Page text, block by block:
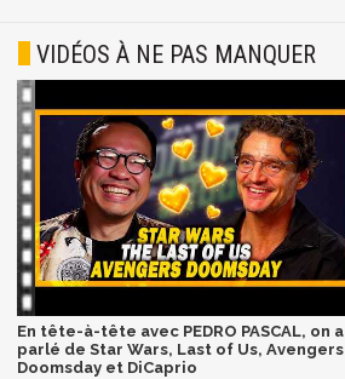
VIDÉOS À NE PAS MANQUER
En tête-à-tête avec PEDRO PASCAL, on a
parlé de Star Wars, Last of Us, Avengers
Doomsday et DiCaprio